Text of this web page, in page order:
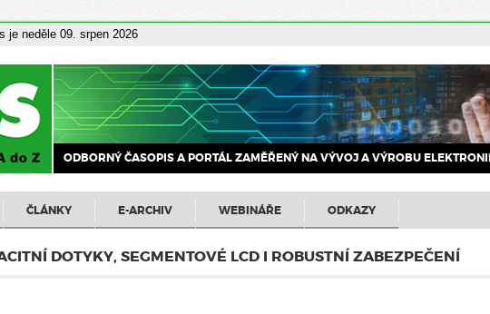
je neděle 09. srpen 2026
ODBORNÝ ČASOPIS A PORTÁL ZAMĚŘENÝ NA VÝVOJ A VÝROBU
ČLÁNKY E-ARCHIV WEBINÁŘE ODKAZY
DOTYKY, SEGMENTOVÉ LCD I ROBUSTNÍ ZABEZPEČENÍ